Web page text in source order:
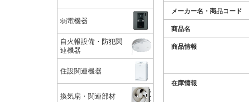
メーカー名・商品コード
商品名
商品情報
在庫情報
弱電機器
自火報設備・防犯関
連機器
住設関連機器
換気扇・関連部材